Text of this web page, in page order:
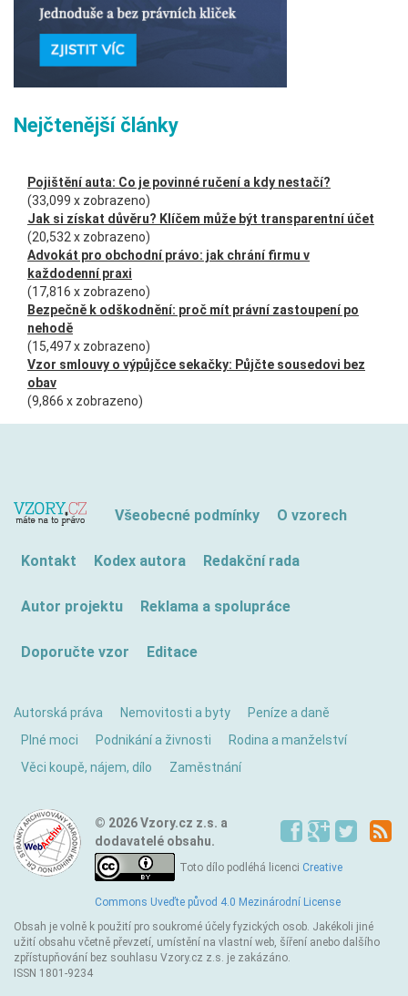
Nejčtenější články
Pojištění auta: Co je povinné ručení a kdy nestačí?
(33,099 x zobrazeno)
Jak si získat důvěru? Klíčem může být transparentní účet
(20,532 x zobrazeno)
Advokát pro obchodní právo: jak chrání firmu v
každodenní praxi
(17,816 x zobrazeno)
Bezpečně k odškodnění: proč mít právní zastoupení po
nehodě
(15,497 x zobrazeno)
Vzor smlouvy o výpůjčce sekačky: Půjčte sousedovi bez
obav
(9,866 x zobrazeno)
Všeobecné podmínky O vzorech
Kontakt Kodex autora Redakční rada
Autor projektu Reklama a spolupráce
Doporučte vzor Editace
Autorská práva Nemovitosti a byty
Peníze a daně
Plné moci
Podnikání a živnosti
Rodina a manželství
Věci koupě, nájem, dílo
Zaměstnání
© 2026 Vzory.cz z.s. a
dodavatelé obsahu.
Toto dílo podléhá licenci Creative
Commons Uveďte původ 4.0 Mezinárodní License
Obsah je volně k použití pro soukromé účely fyzických osob. Jakékoli jiné
užití obsahu včetně převzetí, umístění na vlastní web, šíření anebo dalšího
zpřístupňování bez souhlasu Vzory.cz z.s. je zakázáno.
ISSN 1801-9234